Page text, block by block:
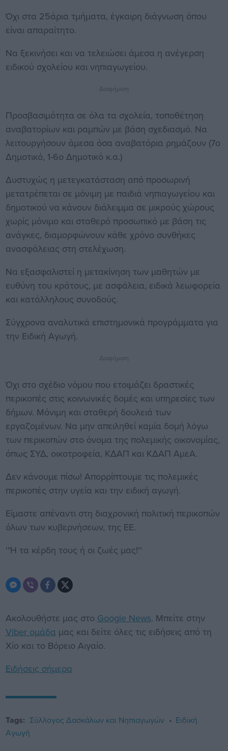
Όχι στα 25άρια τμήματα, έγκαιρη διάγνωση όπου
είναι απαραίτητο.
Να ξεκινήσει και να τελειώσει άμεσα η ανέγερση
ειδικού σχολείου και νηπιαγωγείου.
Διαφήμιση
Προσβασιμότητα σε όλα τα σχολεία, τοποθέτηση
αναβατορίων και ραμπών με βάση σχεδιασμό. Να
λειτουργήσουν άμεσα όσα αναβατόρια ρημάζουν (7ο
Δημοτικό, 1-6ο Δημοτικό κ.α.)
Δυστυχώς η μετεγκατάσταση από προσωρινή
μετατρέπεται σε μόνιμη με παιδιά νηπιαγωγείου και
δημοτικού να κάνουν διάλειμμα σε μικρούς χώρους
χωρίς μόνιμο και σταθερό προσωπικό με βάση τις
ανάγκες, διαμορφώνουν κάθε χρόνο συνθήκες
ανασφάλειας στη στελέχωση.
Να εξασφαλιστεί η μετακίνηση των μαθητών με
ευθύνη του κράτους, με ασφάλεια, ειδικά λεωφορεία
και κατάλληλους συνοδούς.
Σύγχρονα αναλυτικά επιστημονικά προγράμματα για
την Ειδική Αγωγή.
Διαφήμιση
Όχι στο σχέδιο νόμου που ετοιμάζει δραστικές
περικοπές στις κοινωνικές δομές και υπηρεσίες των
δήμων. Μόνιμη και σταθερή δουλειά των
εργαζομένων. Να μην απειληθεί καμία δομή λόγω
των περικοπών στο όνομα της πολεμικής οικονομίας,
όπως ΣΥΔ, οικοτροφεία, ΚΔΑΠ και ΚΔΑΠ ΑμεΑ.
Δεν κάνουμε πίσω! Απορρίπτουμε τις πολεμικές
περικοπές στην υγεία και την ειδική αγωγή.
Είμαστε απέναντι στη διαχρονική πολιτική περικοπών
όλων των κυβερνήσεων, της ΕΕ.
''Ή τα κέρδη τους ή οι ζωές μας!''
Ακολουθήστε μας στο Google News. Μπείτε στην
Viber ομάδα μας και δείτε όλες τις ειδήσεις από τη
Χίο και το Βόρειο Αιγαίο.
Ειδήσεις σήμερα
Tags: Σύλλογος Δασκάλων και Νηπιαγωγών
Ειδική
Αγωγή